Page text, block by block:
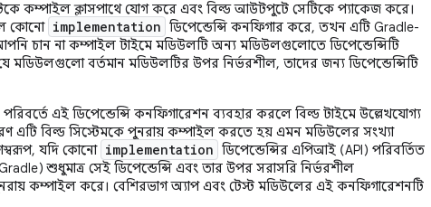
কম্পাইল ক্লাসপাথে যোগ করে এবং বিল্ড আউটপুটে সেটিকে প্যাকেজ করে।
কোনো implementation ডিপেন্ডেন্সি কনফিগার করে, তখন এটি Gradle-
চান না কম্পাইল টাইমে মডিউলটি অন্য মডিউলগুলোতে ডিপেন্ডেন্সিটি
মডিউলগুলো বর্তমান মডিউলটির উপর নির্ভরশীল, তাদের জন্য ডিপেন্ডেন্সিটি
এই ডিপেন্ডেন্সি কনফিগারেশন ব্যবহার করলে বিল্ড টাইমে উল্লেখযোগ্য
এটি বিল্ড সিস্টেমকে পুনরায় কম্পাইল করতে হয় এমন মডিউলের সংখ্যা
যদি কোনো implementation ডিপেন্ডেন্সির এপিআই (API) পরিবর্তিত
শুধুমাত্র সেই ডিপেন্ডেন্সি এবং তার উপর সরাসরি নির্ভরশীল
কম্পাইল করে। বেশিরভাগ অ্যাপ এবং টেস্ট মডিউলের এই কনফিগারেশনটি